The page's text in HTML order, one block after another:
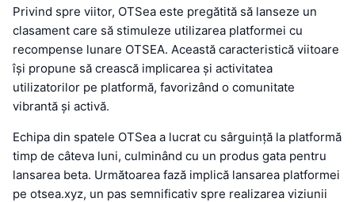
Privind spre viitor, OTSea este pregătită să lanseze un
clasament care să stimuleze utilizarea platformei cu
recompense lunare OTSEA. Această caracteristică viitoare
își propune să crească implicarea și activitatea
utilizatorilor pe platformă, favorizând o comunitate
vibrantă și activă.
Echipa din spatele OTSea a lucrat cu sârguință la platformă
timp de câteva luni, culminând cu un produs gata pentru
lansarea beta. Următoarea fază implică lansarea platformei
pe otsea.xyz, un pas semnificativ spre realizarea viziunii